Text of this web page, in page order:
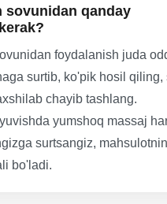
sovunidan qanday
foydalanish juda
surtib, ko'pik hosil qiling,
chayib tashlang.
yumshoq massaj
surtsangiz,
bo'ladi.